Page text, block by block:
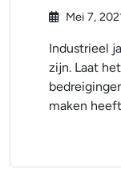
Mei 7,
Industrieel
zijn. Laat
maken